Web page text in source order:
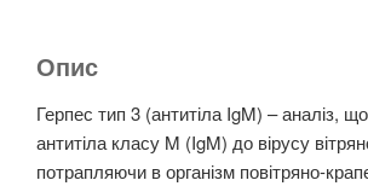
Опис
Герпес тип 3 (антитіла IgM) – аналіз,
антитіла класу M (IgM) до вірусу
потрапляючи в організм повітряно-